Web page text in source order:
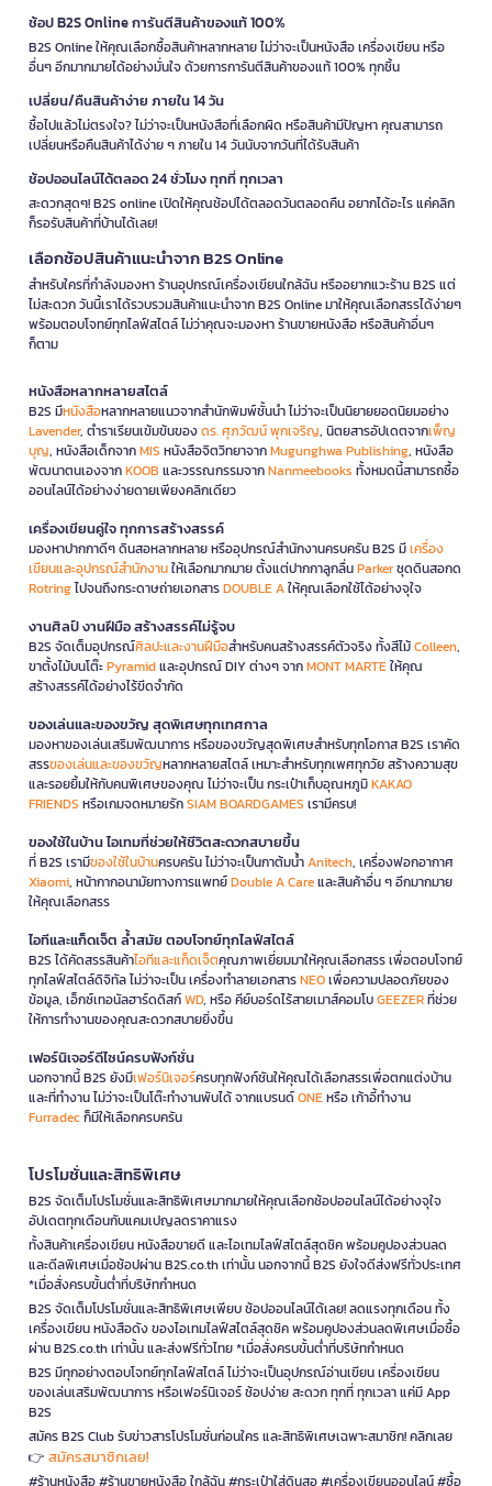
ช้อป B2S Online การันตีสินค้าของแท้ 100%
B2S Online ให้คุณเลือกซื้อสินค้าหลากหลาย ไม่ว่าจะเป็นหนังสือ เครื่องเขียน หรือ
อื่นๆ อีกมากมายได้อย่างมั่นใจ ด้วยการการันตีสินค้าของแท้ 100% ทุกชิ้น
เปลี่ยน/คืนสินค้าง่าย ภายใน 14 วัน
ซื้อไปแล้วไม่ตรงใจ? ไม่ว่าจะเป็นหนังสือที่เลือกผิด หรือสินค้ามีปัญหา คุณสามารถ
เปลี่ยนหรือคืนสินค้าได้ง่าย ๆ ภายใน 14 วันนับจากวันที่ได้รับสินค้า
ช้อปออนไลน์ได้ตลอด 24 ชั่วโมง ทุกที่ ทุกเวลา
สะดวกสุดๆ! B2S online เปิดให้คุณช้อปได้ตลอดวันตลอดคืน อยากได้อะไร แค่คลิก
ก็รอรับสินค้าที่บ้านได้เลย!
เลือกช้อปสินค้าแนะนำจาก B2S Online
สำหรับใครที่กำลังมองหา ร้านอุปกรณ์เครื่องเขียนใกล้ฉัน หรืออยากแวะร้าน B2S แต่
ไม่สะดวก วันนี้เราได้รวบรวมสินค้าแนะนำจาก B2S Online มาให้คุณเลือกสรรได้ง่ายๆ
พร้อมตอบโจทย์ทุกไลฟ์สไตล์ ไม่ว่าคุณจะมองหา ร้านขายหนังสือ หรือสินค้าอื่นๆ
ก็ตาม
หนังสือหลากหลายสไตล์
B2S มีหนังสือหลากหลายแนวจากสำนักพิมพ์ชั้นนำ ไม่ว่าจะเป็นนิยายยอดนิยมอย่าง
Lavender, ตำราเรียนเข้มข้นของดร. ศุภวัฒน์ พุกเจริญ, นิตยสารอัปเดตจากเพ็ญ
บุญ, หนังสือเด็กจากMIS หนังสือจิตวิทยาจากMugunghwa Publishing, หนังสือ
พัฒนาตนเองจากKOOB และวรรณกรรมจากNanmeebooks ทั้งหมดนี้สามารถซื้อ
ออนไลน์ได้อย่างง่ายดายเพียงคลิกเดียว
เครื่องเขียนคู่ใจ ทุกการสร้างสรรค์
มองหาปากกาดีๆ ดินสอหลากหลาย หรืออุปกรณ์สำนักงานครบครัน B2S มีเครื่อง
เขียนและอุปกรณ์สำนักงานให้เลือกมากมาย ตั้งแต่ปากกาลูกลื่นParkerชุดดินสอกด
Rotringไปจนถึงกระดาษถ่ายเอกสารDOUBLE Aให้คุณเลือกใช้ได้อย่างจุใจ
งานศิลป์ งานฝีมือ สร้างสรรค์ไม่รู้จบ
B2S จัดเต็มอุปกรณ์ศิลปะและงานฝีมือสำหรับคนสร้างสรรค์ตัวจริง ทั้งสีไม้Colleen,
ขาตั้งไม้บนโต๊ะPyramidและอุปกรณ์ DIY ต่างๆ จากMONT MARTEให้คุณ
สร้างสรรค์ได้อย่างไร้ขีดจำกัด
ของเล่นและของขวัญ สุดพิเศษทุกเทศกาล
มองหาของเล่นเสริมพัฒนาการ หรือของขวัญสุดพิเศษสำหรับทุกโอกาส B2S เราคัด
สรรของเล่นและของขวัญหลากหลายสไตล์ เหมาะสำหรับทุกเพศทุกวัย สร้างความสุข
และรอยยิ้มให้กับคนพิเศษของคุณ ไม่ว่าจะเป็น กระเป๋าเก็บอุณหภูมิKAKAO
FRIENDS หรือเกมจดหมายรักSIAM BOARDGAMES เรามีครบ!
ของใช้ในบ้าน ไอเทมที่ช่วยให้ชีวิตสะดวกสบายขึ้น
ที่ B2S เรามีของใช้ในบ้านครบครัน ไม่ว่าจะเป็นกาต้มน้ำAnitech, เครื่องฟอกอากาศ
Xiaomi, หน้ากากอนามัยทางการแพทย์Double A Careและสินค้าอื่น ๆ อีกมากมาย
ให้คุณเลือกสรร
ไอทีและแก็ดเจ็ต ล้ำสมัย ตอบโจทย์ทุกไลฟ์สไตล์
B2S ได้คัดสรรสินค้าไอทีและแก็ดเจ็ตคุณภาพเยี่ยมมาให้คุณเลือกสรร เพื่อตอบโจทย์
ทุกไลฟ์สไตล์ดิจิทัล ไม่ว่าจะเป็น เครื่องทำลายเอกสารNEOเพื่อความปลอดภัยของ
ข้อมูล, เอ็กซ์เทอนัลฮาร์ดดิสก์WD, หรือ คีย์บอร์ดไร้สายเมาส์คอมโบGEEZERที่ช่วย
ให้การทำงานของคุณสะดวกสบายยิ่งขึ้น
เฟอร์นิเจอร์ดีไซน์ครบฟังก์ชั่น
นอกจากนี้ B2S ยังมีเฟอร์นิเจอร์ครบทุกฟังก์ชันให้คุณได้เลือกสรรเพื่อตกแต่งบ้าน
และที่ทำงาน ไม่ว่าจะเป็นโต๊ะทำงานพับได้ จากแบรนด์ONEหรือ เก้าอี้ทำงาน
Furradecก็มีให้เลือกครบครัน
โปรโมชั่นและสิทธิพิเศษ
B2S จัดเต็มโปรโมชั่นและสิทธิพิเศษมากมายให้คุณเลือกช้อปออนไลน์ได้อย่างจุใจ
อัปเดตทุกเดือนกับแคมเปญลดราคาแรง
ทั้งสินค้าเครื่องเขียน หนังสือขายดี และไอเทมไลฟ์สไตล์สุดชิค พร้อมคูปองส่วนลด
และดีลพิเศษเมื่อช้อปผ่าน B2S.co.th เท่านั้น นอกจากนี้ B2S ยังใจดีส่งฟรีทั่วประเทศ
*เมื่อสั่งครบขั้นต่ำที่บริษัทกำหนด
B2S จัดเต็มโปรโมชั่นและสิทธิพิเศษเพียบ ช้อปออนไลน์ได้เลย! ลดแรงทุกเดือน ทั้ง
เครื่องเขียน หนังสือดัง ของไอเทมไลฟ์สไตล์สุดชิค พร้อมคูปองส่วนลดพิเศษเมื่อซื้อ
ผ่าน B2S.co.th เท่านั้น และส่งฟรีทั่วไทย *เมื่อสั่งครบขั้นต่ำที่บริษัทกำหนด
B2S มีทุกอย่างตอบโจทย์ทุกไลฟ์สไตล์ ไม่ว่าจะเป็นอุปกรณ์อ่านเขียน เครื่องเขียน
ของเล่นเสริมพัฒนาการ หรือเฟอร์นิเจอร์ ช้อปง่าย สะดวก ทุกที่ ทุกเวลา แค่มี App
B2S
สมัคร B2S Club รับข่าวสารโปรโมชั่นก่อนใคร และสิทธิพิเศษเฉพาะสมาชิก! คลิกเลย
👉 สมัครสมาชิกเลย!
#ร้านหนังสือ #ร้านขายหนังสือ ใกล้ฉัน #กระเป๋าใส่ดินสอ #เครื่องเขียนออนไลน์ #ซื้อ